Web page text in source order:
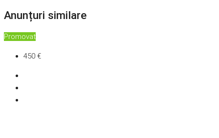
Anunțuri similare
Promovat
450 €